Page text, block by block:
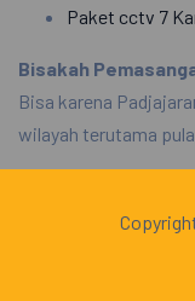
Paket cctv 7
Bisakah
Bisa karena
wilayah terutama